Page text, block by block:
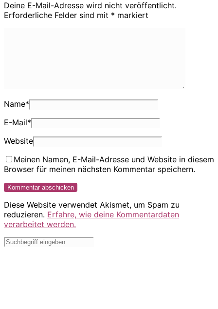
Deine E-Mail-Adresse wird nicht veröffentlicht.
Erforderliche Felder sind mit * markiert
Name*
E-Mail*
Website
Meinen Namen, E-Mail-Adresse und Website in diesem
Browser für meinen nächsten Kommentar speichern.
Diese Website verwendet Akismet, um Spam zu
reduzieren. Erfahre, wie deine Kommentardaten
verarbeitet werden.